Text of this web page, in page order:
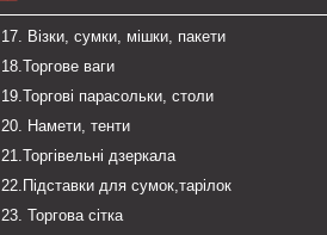
17. Візки, сумки, мішки, пакети
18.Торгове ваги
19.Торгові парасольки, столи
20. Намети, тенти
21.Торгівельні дзеркала
22.Підставки для сумок,тарілок
23. Торгова сітка